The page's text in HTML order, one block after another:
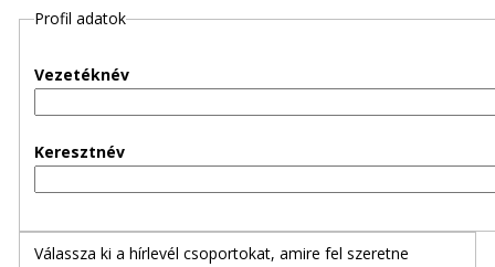
eProfil adatok
Vezetéknév
Keresztnév
Válassza ki a hírlevél csoportokat, amire fel szeretne